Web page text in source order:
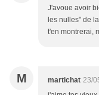
J'avoue avoir
les nulles" de
t'en montrerai,
M martichat 23/